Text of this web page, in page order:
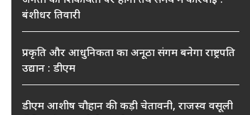
बंशीधर तिवारी
प्रकृति और आधुनिकता का अनूठा संगम बनेगा राष्ट्रपति
उद्यान : डीएम
डीएम आशीष चौहान की कड़ी चेतावनी, राजस्व वसूली